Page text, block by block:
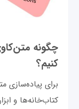
چگونه
کنیم؟
برای پیاده‌سازی
کتاب‌خانه‌ها و